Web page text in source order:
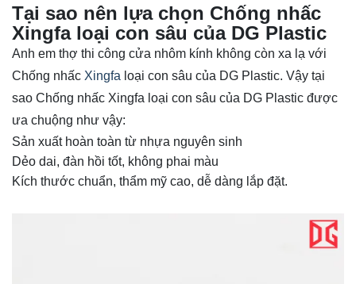
Tại sao nên lựa chọn Chống nhấc
Xingfa loại con sâu của DG Plastic
Anh em thợ thi công cửa nhôm kính không còn xa lạ với
Chống nhấc Xingfa loại con sâu của DG Plastic. Vậy tại
sao Chống nhấc Xingfa loại con sâu của DG Plastic được
ưa chuộng như vậy:
Sản xuất hoàn toàn từ nhựa nguyên sinh
Dẻo dai, đàn hồi tốt, không phai màu
Kích thước chuẩn, thẩm mỹ cao, dễ dàng lắp đặt.